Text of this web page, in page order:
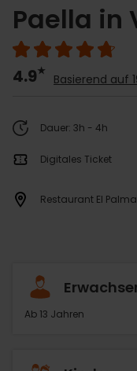
Paella in
4.9 Basierend auf
Dauer: 3h - 4h
Digitales Ticket
Restaurant El
Ab 13 Jahren